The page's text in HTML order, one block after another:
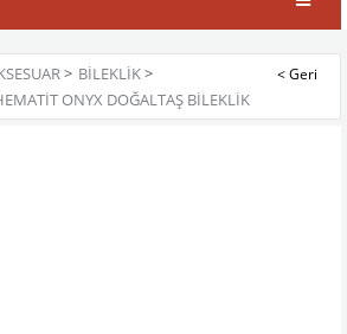
> BILEKLIK>
ONYX DOĞALTAŞ BİLEKLİK